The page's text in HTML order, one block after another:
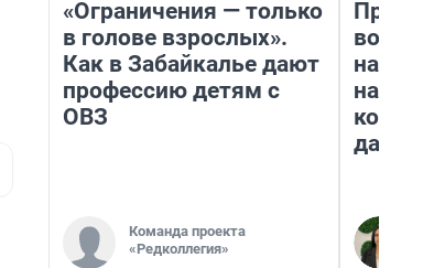
«Ограничения — только
в голове взрослых».
Как в Забайкалье дают
профессию детям с
ОВЗ
Команда проекта
«Редколлегия»
нам
даже